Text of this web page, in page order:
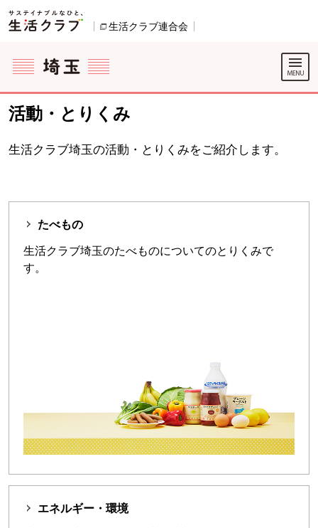
ページの先頭です。
生活クラブ連合会
ここからサイト内共通メニューです。
サイト内共通メニューをスキップする
サイト内共通メニューここまで。
活動・とりくみ
生活クラブ埼玉の活動・とりくみをご紹介します。
たべもの
生活クラブ埼玉のたべものについてのとりくみで
す。
エネルギー・環境